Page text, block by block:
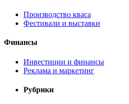
Производство кваса
Фестивали и выставки
Финансы
Инвестиции и финансы
Реклама и маркетинг
Рубрики